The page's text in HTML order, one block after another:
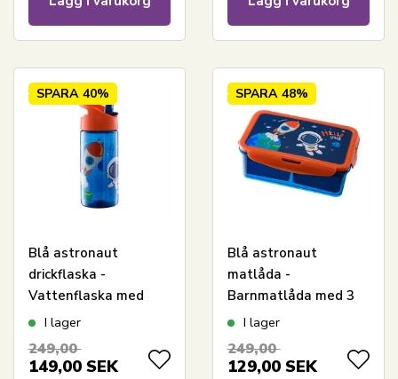
SPARA 40%
Blå astronaut
drickflaska -
Vattenflaska med
flipfunktion och
I lager
249,00
149,00 SEK
SPARA 48%
Blå astronaut
matlåda -
Barnmatlåda med 3
fackI lager
249,00
129,00 SEK